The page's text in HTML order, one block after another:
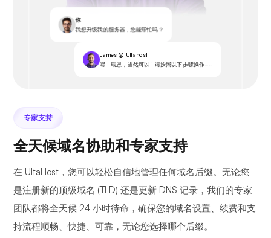
你
我想升级我的服务器，您能帮忙吗？
James @ Ultahost
嘿，瑞恩，当然可以！请按照以下步骤操作……
专家支持
全天候域名协助和专家支持
在 UltaHost，您可以轻松自信地管理任何域名后缀。无论您
是注册新的顶级域名 (TLD) 还是更新 DNS 记录，我们的专家
团队都将全天候 24 小时待命，确保您的域名设置、续费和支
持流程顺畅、快捷、可靠，无论您选择哪个后缀。